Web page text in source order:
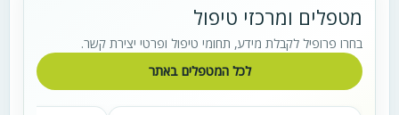
מטפלים ומרכזי טיפול
בחרו פרופיל לקבלת מידע, תחומי טיפול ופרטי יצירת קשר.
לכל המטפלים באתר